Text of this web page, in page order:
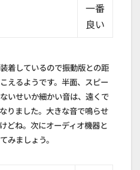
一番
良い
着しているので振動版との距
えるようです。半面、スピー
いせいか細かい音は、遠くで
りました。大きな音で鳴らせ
どね。次にオーディオ機器と
みましょう。